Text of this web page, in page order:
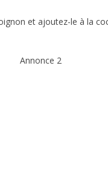
et ajoutez-le à la
Annonce 2